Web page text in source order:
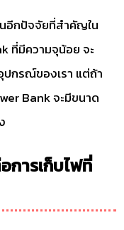
อีกปัจจัยที่สำคัญใน
ที่มีความจุน้อย จะ
ปกรณ์ของเรา แต่ถ้า
Bank จะมีขนาด
การเก็บไฟที่